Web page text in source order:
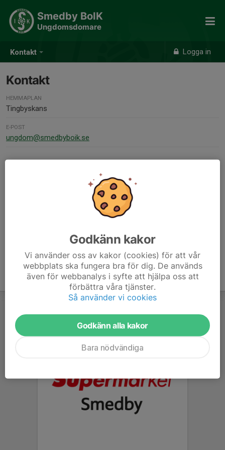
Kontakt Logga in
Smedby BoIK
Ungdomsdomare
Kontakt
HEMMAPLAN
Tingbyskans
E-POST
ungdom@smedbyboik.se
Godkänn kakor
Vi använder oss av kakor (cookies) för att vår
webbplats ska fungera bra för dig. De används
även för webbanalys i syfte att hjälpa oss att
förbättra våra tjänster.
Så använder vi cookies
Godkänn alla kakor
Bara nödvändiga